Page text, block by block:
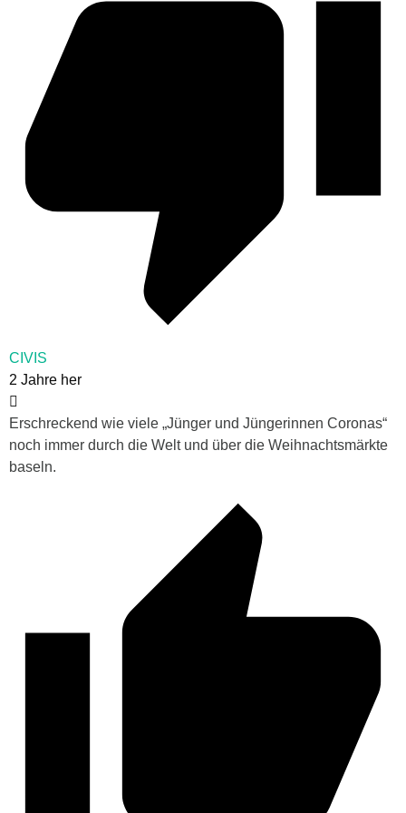
CIVIS
2 Jahre her
Erschreckend wie viele „Jünger und Jüngerinnen Coronas“
noch immer durch die Welt und über die Weihnachtsmärkte
baseln.